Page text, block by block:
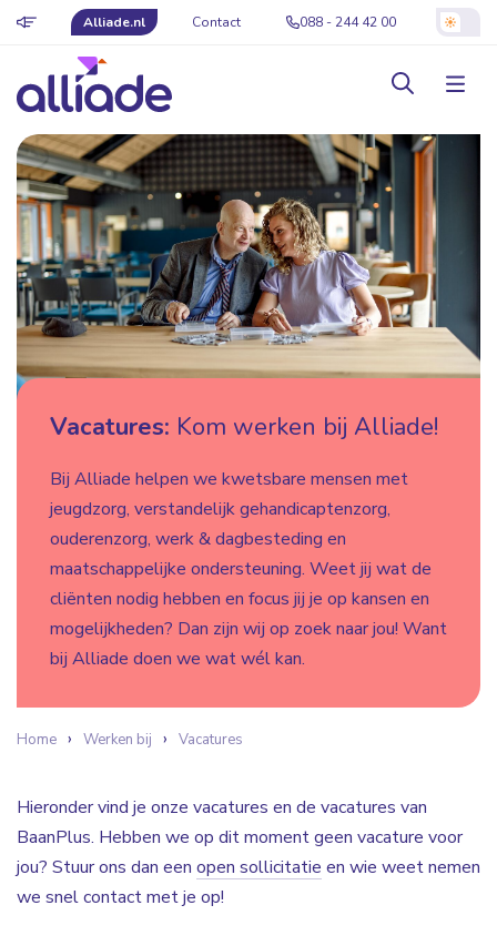
Alliade.nl Contact 088 - 244 42 00
Vacatures: Kom werken bij Alliade!
Bij Alliade helpen we kwetsbare mensen met
jeugdzorg, verstandelijk gehandicaptenzorg,
ouderenzorg, werk & dagbesteding en
maatschappelijke ondersteuning. Weet jij wat de
cliënten nodig hebben en focus jij je op kansen en
mogelijkheden? Dan zijn wij op zoek naar jou! Want
bij Alliade doen we wat wél kan.
Home Werken bij Vacatures
Hieronder vind je onze vacatures en de vacatures van
BaanPlus. Hebben we op dit moment geen vacature voor
jou? Stuur ons dan een open sollicitatie en wie weet nemen
we snel contact met je op!